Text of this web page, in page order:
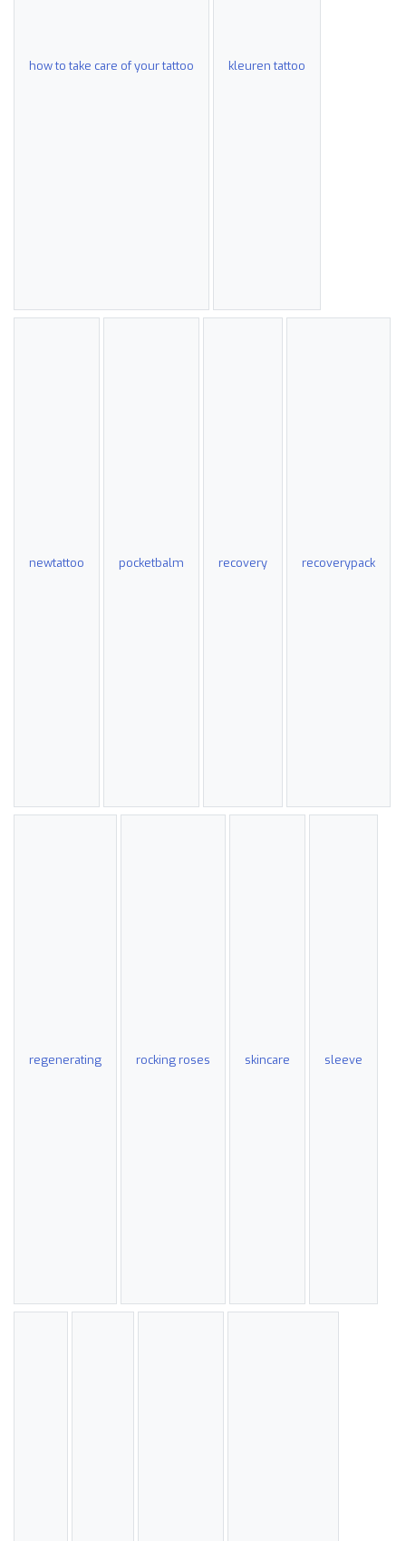
how to take care of your tattoo kleuren tattoo
newtattoo pocketbalm recovery recoverypack
regenerating rocking roses skincare sleeve